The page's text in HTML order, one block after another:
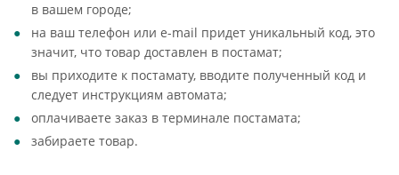
в вашем городе;
на ваш телефон или e-mail придет уникальный код, это
значит, что товар доставлен в постамат;
вы приходите к постамату, вводите полученный код и
следует инструкциям автомата;
оплачиваете заказ в терминале постамата;
забираете товар.